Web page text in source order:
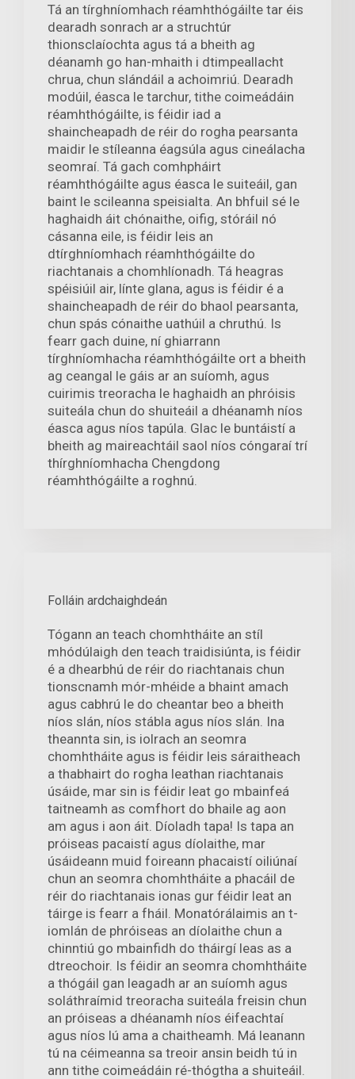
Tá an tírghníomhach réamhthógáilte tar éis
dearadh sonrach ar a struchtúr
thionsclaíochta agus tá a bheith ag
déanamh go han-mhaith i dtimpeallacht
chrua, chun slándáil a achoimriú. Dearadh
modúil, éasca le tarchur, tithe coimeádáin
réamhthógáilte, is féidir iad a
shaincheapadh de réir do rogha pearsanta
maidir le stíleanna éagsúla agus cineálacha
seomraí. Tá gach comhpháirt
réamhthógáilte agus éasca le suiteáil, gan
baint le scileanna speisialta. An bhfuil sé le
haghaidh áit chónaithe, oifig, stóráil nó
cásanna eile, is féidir leis an
dtírghníomhach réamhthógáilte do
riachtanais a chomhlíonadh. Tá heagras
spéisiúil air, línte glana, agus is féidir é a
shaincheapadh de réir do bhaol pearsanta,
chun spás cónaithe uathúil a chruthú. Is
fearr gach duine, ní ghiarrann
tírghníomhacha réamhthógáilte ort a bheith
ag ceangal le gáis ar an suíomh, agus
cuirimis treoracha le haghaidh an phróisis
suiteála chun do shuiteáil a dhéanamh níos
éasca agus níos tapúla. Glac le buntáistí a
bheith ag maireachtáil saol níos cóngaraí trí
thírghníomhacha Chengdong
réamhthógáilte a roghnú.
Folláin ardchaighdeán
Tógann an teach chomhtháite an stíl
mhódúlaigh den teach traidisiúnta, is féidir
é a dhearbhú de réir do riachtanais chun
tionscnamh mór-mhéide a bhaint amach
agus cabhrú le do cheantar beo a bheith
níos slán, níos stábla agus níos slán. Ina
theannta sin, is iolrach an seomra
chomhtháite agus is féidir leis sáraitheach
a thabhairt do rogha leathan riachtanais
úsáide, mar sin is féidir leat go mbainfeá
taitneamh as comfhort do bhaile ag aon
am agus i aon áit. Díoladh tapa! Is tapa an
próiseas pacaistí agus díolaithe, mar
úsáideann muid foireann phacaistí oiliúnaí
chun an seomra chomhtháite a phacáil de
réir do riachtanais ionas gur féidir leat an
táirge is fearr a fháil. Monatórálaimis an t-
iomlán de phróiseas an díolaithe chun a
chinntiú go mbainfidh do tháirgí leas as a
dtreochoir. Is féidir an seomra chomhtháite
a thógáil gan leagadh ar an suíomh agus
soláthraímid treoracha suiteála freisin chun
an próiseas a dhéanamh níos éifeachtaí
agus níos lú ama a chaitheamh. Má leanann
tú na céimeanna sa treoir ansin beidh tú in
ann tithe coimeádáin ré-thógtha a shuiteáil.